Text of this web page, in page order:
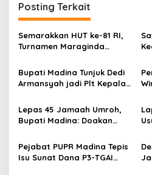
Posting Terkait
Semarakkan HUT ke-81 RI,
Turnamen Maraginda
Dimulai
Bupati Madina Tunjuk Dedi
Armansyah jadi Plt Kepala
Lubis
Lepas 45 Jamaah Umroh,
Bupati Madina: Doakan
Pejabat PUPR Madina Tepis
Isu Sunat Dana P3-TGAI